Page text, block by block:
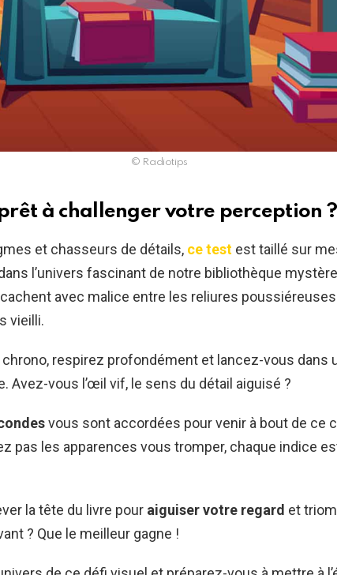
© Radiotips
à challenger votre perception ?
et chasseurs de détails, ce test est taillé sur
l’univers fascinant de notre bibliothèque
avec malice entre les reliures
vieilli.
respirez profondément et lancez-vous dans
Avez-vous l’œil vif, le sens du détail aiguisé ?
vous sont accordées pour venir à bout de ce
pas les apparences vous tromper, chaque indice
la tête du livre pour aiguiser votre regard et
? Que le meilleur gagne !